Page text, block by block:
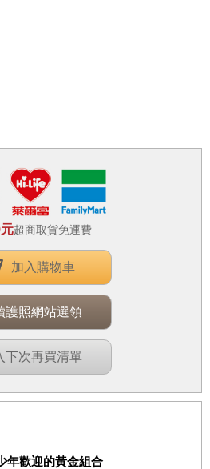
超商取貨免運費
加入購物車
護照網站選領
下次再買清單
年歡迎的黃金組合